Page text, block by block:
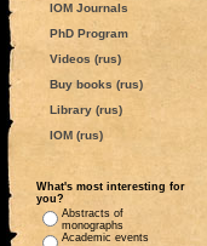
IOM Journals
PhD Program
Videos (rus)
Buy books (rus)
Library (rus)
IOM (rus)
What's most interesting for
you?
Abstracts of
monographs
Academic events